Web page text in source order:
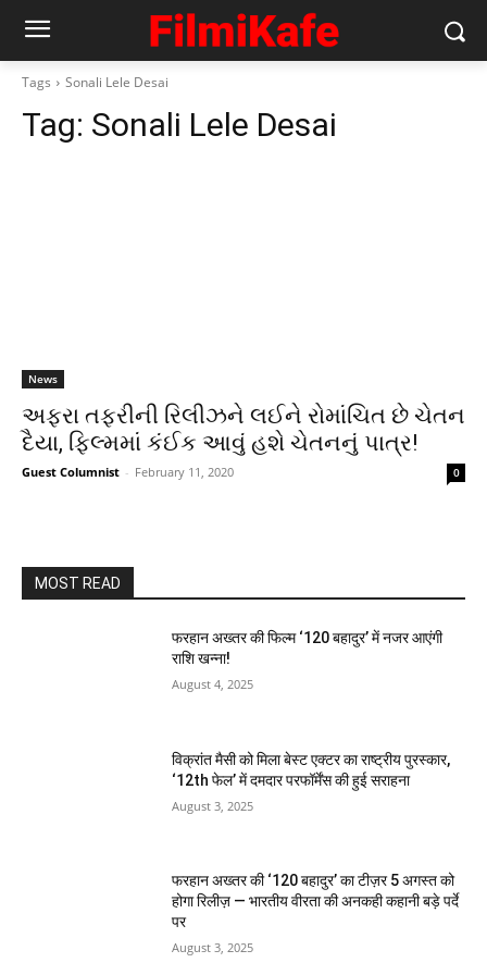
Tags Sonali Lele Desai
Tag: Sonali Lele Desai
News
અફરા તફરીની રિલીઝને લઈને રોમાંચિત છે ચેતન
દૈયા, ફિલ્મમાં કંઈક આવું હશે ચેતનનું પાત્ર!
Guest Columnist - February 11, 2020 0
MOST READ
फरहान अख्तर की फिल्म ‘120 बहादुर’ में नजर आएंगी
राशि खन्ना!
August 4, 2025
विक्रांत मैसी को मिला बेस्ट एक्टर का राष्ट्रीय पुरस्कार,
‘12th फेल’ में दमदार परफॉर्मेंस की हुई सराहना
August 3, 2025
फरहान अख्तर की ‘120 बहादुर’ का टीज़र 5 अगस्त को
होगा रिलीज़ — भारतीय वीरता की अनकही कहानी बड़े पर्दे
पर
August 3, 2025